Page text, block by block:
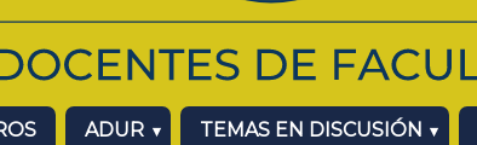
ADUR TEMAS EN DISCUSIÓN